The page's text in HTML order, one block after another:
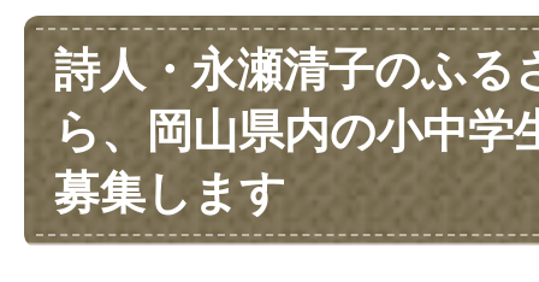
詩人・永瀬清子のふる
ら、岡山県内の小中学
募集します